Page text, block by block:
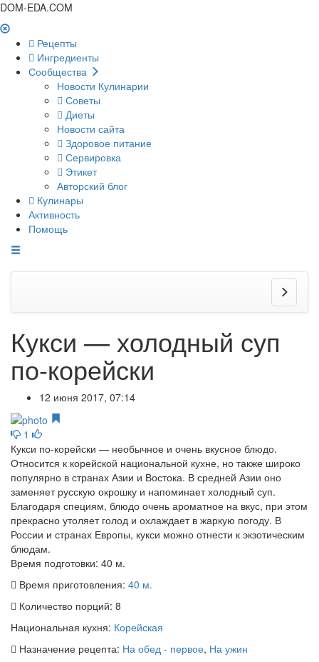
DOM-EDA.COM
Рецепты
Ингредиенты
Сообщества
Новости Кулинарии
Советы
Диеты
Новости сайта
Здоровое питание
Сервировка
Этикет
Авторский блог
Кулинары
Активность
Помощь
Кукси — холодный суп
по-корейски
12 июня 2017, 07:14
1
Кукси по-корейски — необычное и очень вкусное блюдо.
Относится к корейской национальной кухне, но также широко
популярно в странах Азии и Востока. В средней Азии оно
заменяет русскую окрошку и напоминает холодный суп.
Благодаря специям, блюдо очень ароматное на вкус, при этом
прекрасно утоляет голод и охлаждает в жаркую погоду. В
России и странах Европы, кукси можно отнести к экзотическим
блюдам.
Время подготовки: 40 м.
Время приготовления: 40 м.
Количество порций: 8
Национальная кухня: Корейская
Назначение рецепта: На обед - первое, На ужин